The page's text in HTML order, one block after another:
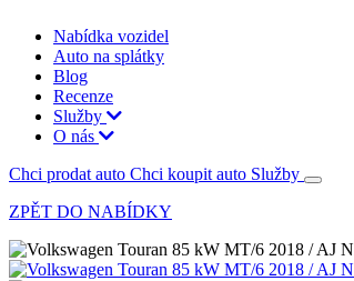
Nabídka vozidel
Auto na splátky
Blog
Recenze
Služby
O nás
Chci prodat auto Chci koupit auto Služby
ZPĚT DO NABÍDKY